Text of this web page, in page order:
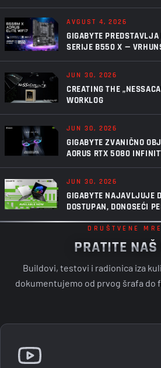
AVGUST 4, 2026
GIGABYTE
SERIJE B550 X —
JUN 30, 2026
CREATING THE
WORKLOG
JUN 30, 2026
GIGABYTE ZVANIČNO
AORUS RTX 5080
JUN 30, 2026
GIGABYTE NAJAVLJUJE
DOSTUPAN, DONOSEĆI
TANAK COPILOT+ PC
DRUŠTVENE
PRATITE NAŠ
Buildovi, testovi i radionica iza
dokumentujemo od prvog šrafa do